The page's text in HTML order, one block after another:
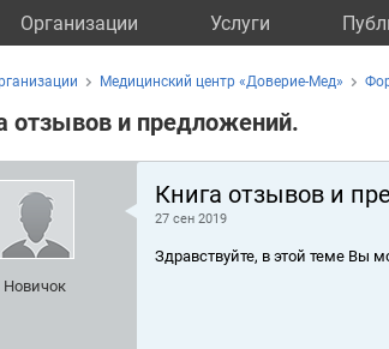
Организации Услуги
Медицинский центр «Доверие-Мед»
отзывов и предложений.
Новичок
Книга отзывов и
27 сен 2019
Здравствуйте, в этой теме Вы